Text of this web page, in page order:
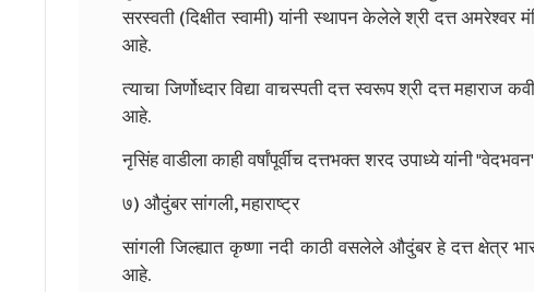
सरस्वती (दिक्षीत स्वामी) यांनी स्थापन केलेले श्री दत्त अमरेश्वर
आहे.
त्याचा जिर्णोध्दार विद्या वाचस्पती दत्त स्वरूप श्री दत्त
आहे.
नृसिंह वाडीला काही वर्षांपूर्वीच दत्तभक्त शरद उपाध्ये यांनी
७) औदुंबर सांगली, महाराष्ट्र
सांगली जिल्ह्यात कृष्णा नदी काठी वसलेले औदुंबर हे दत्त क्षेत्र
आहे.